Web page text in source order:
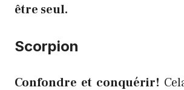
être seul.
Scorpion
Confondre et conquérir!